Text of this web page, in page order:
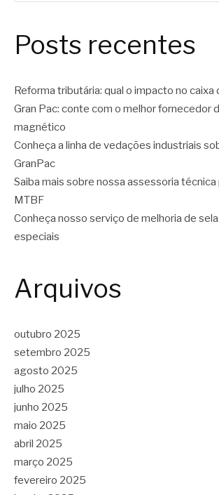
Posts recentes
Reforma tributária: qual o impacto no caixa
Gran Pac: conte com o melhor fornecedor
magnético
Conheça a linha de vedações industriais
GranPac
Saiba mais sobre nossa assessoria técnica
MTBF
Conheça nosso serviço de melhoria de
especiais
Arquivos
outubro 2025
setembro 2025
agosto 2025
julho 2025
junho 2025
maio 2025
abril 2025
março 2025
fevereiro 2025